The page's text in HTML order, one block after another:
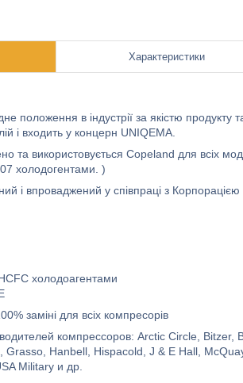
Характеристики
положення в індустрії за якістю продукту
і входить у концерн UNIQEMA.
та використовується Copeland для всіх
холодогентами. )
і впроваджений у співпраці з
холодоагентами
заміні для всіх компресорів
компрессоров: Arctic Circle, Bitzer,
Hanbell, Hispacold, J & E Hall,
Military и др.